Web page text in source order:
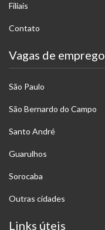
Filiais
Contato
Vagas de emprego
São Paulo
São Bernardo do Campo
Santo André
Guarulhos
Sorocaba
Outras cidades
Links úteis